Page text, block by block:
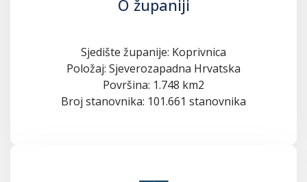
O županiji
Sjedište županije: Koprivnica
Položaj: Sjeverozapadna Hrvatska
Površina: 1.748 km2
Broj stanovnika: 101.661 stanovnika